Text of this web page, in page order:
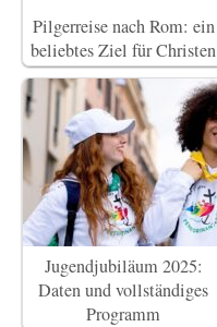
Pilgerreise nach Rom: ein
beliebtes Ziel für Christen
Jugendjubiläum 2025:
Daten und vollständiges
Programm